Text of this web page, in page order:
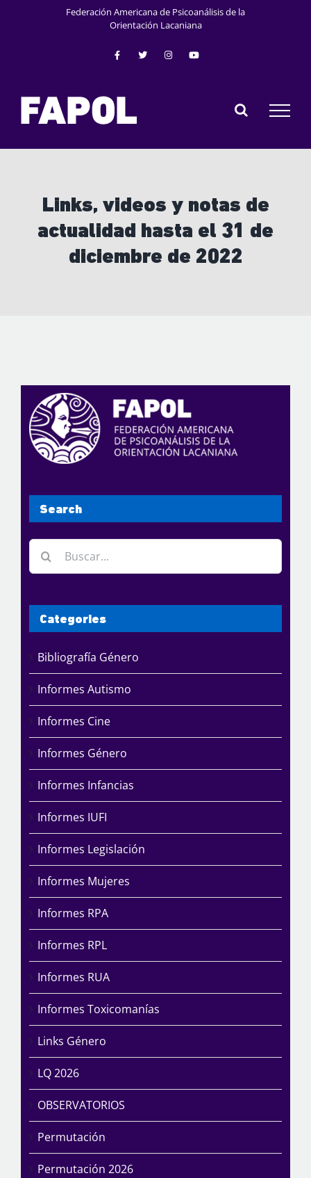
Federación Americana de Psicoanálisis de la
Orientación Lacaniana
Links, videos y notas de
actualidad hasta el 31 de
diciembre de 2022
Search
Buscar:
Categories
Bibliografía Género
Informes Autismo
Informes Cine
Informes Género
Informes Infancias
Informes IUFI
Informes Legislación
Informes Mujeres
Informes RPA
Informes RPL
Informes RUA
Informes Toxicomanías
Links Género
LQ 2026
OBSERVATORIOS
Permutación
Permutación 2026